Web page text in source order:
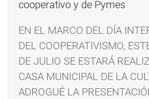
EN EL MARCO DEL DÍA
DEL COOPERATIVISMO,
DE JULIO SE ESTARÁ
CASA MUNICIPAL DE LA
ADROGUÉ LA